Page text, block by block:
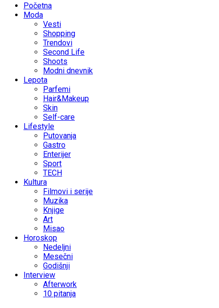
Početna
Moda
Vesti
Shopping
Trendovi
Second Life
Shoots
Modni dnevnik
Lepota
Parfemi
Hair&Makeup
Skin
Self-care
Lifestyle
Putovanja
Gastro
Enterijer
Sport
TECH
Kultura
Filmovi i serije
Muzika
Knjige
Art
Misao
Horoskop
Nedeljni
Mesečni
Godišnji
Interview
Afterwork
10 pitanja